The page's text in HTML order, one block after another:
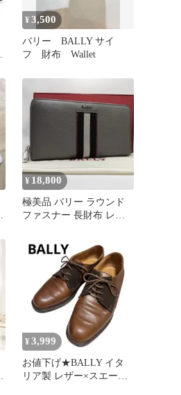
¥3,500
バリー BALLY サイ
フ 財布 Wallet
¥ 18,800
極美品 バリー ラウンド
ファスナー 長財布 レザ
¥ 3,999
お値下げ★BALLY イタ
リア製 レザー×スエード